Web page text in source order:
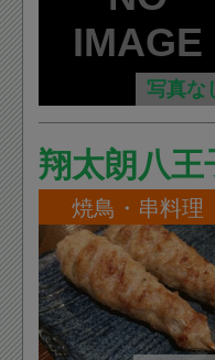
写真な
翔太朗八王
焼鳥・串料理